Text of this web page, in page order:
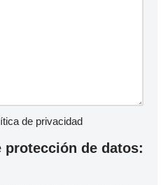
de privacidad
de datos: